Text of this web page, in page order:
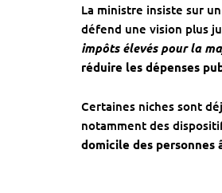
La ministre insiste sur
défend une vision plus
impôts élevés pour la
réduire les dépenses
Certaines niches sont
notamment des
domicile des personnes